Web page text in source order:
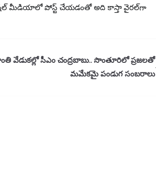
మీడియాలో పోస్ట్ చేయడంతో అది కాస్తా వైరల్‌గా
వేడుకల్లో సీఎం చంద్రబాబు.. సొంతూరిలో ప్రజలతో
మమేకమై పండుగ సంబరాలు